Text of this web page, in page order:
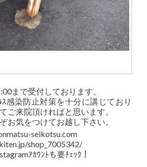
まで受付しております。
感染防止対策を十分に講じており
ご来院頂ければと思います。
お気をつけてお越し下さい。
seikotsu.com
shop_7005342/
ｱｶｳﾝﾄも要ﾁｪｯｸ！